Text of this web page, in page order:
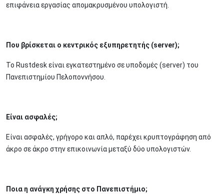
επιφάνεια εργασίας απομακρυσμένου υπολογιστή.
Που βρίσκεται ο κεντρικός εξυπηρετητής (server);
To Rustdesk είναι εγκατεστημένο σε υποδομές (server) του
Πανεπιστημίου Πελοποννήσου.
Είναι ασφαλές;
Είναι ασφαλές, γρήγορο και απλό, παρέχει κρυπτογράφηση από
άκρο σε άκρο στην επικοινωνία μεταξύ δύο υπολογιστών.
Ποια η ανάγκη χρήσης στο Πανεπιστήμιο;